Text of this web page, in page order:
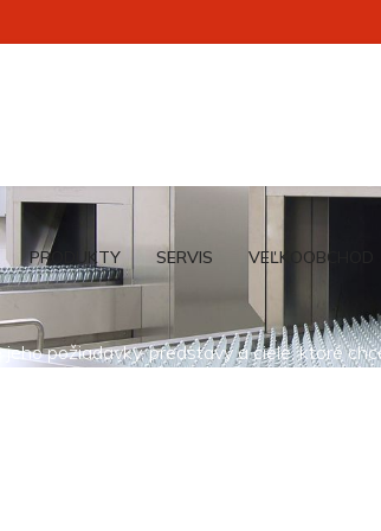
PRODUKTY SERVIS VEĽKOOBCHOD
požiadavky, predstavy a ciele, ktoré